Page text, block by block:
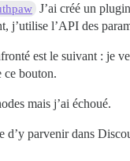
J’ai créé un
j’utilise l’API des
est le suivant : je
ce bouton.
mais j’ai échoué.
d’y parvenir dans